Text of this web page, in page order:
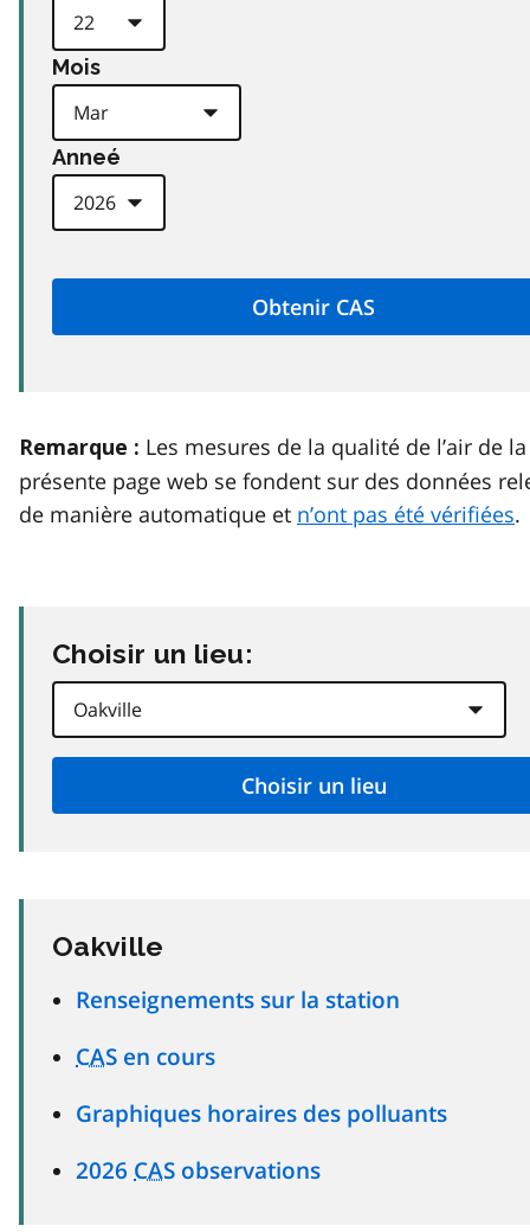
Mois
Anneé
Remarque : Les mesures de la qualité de l’air de la
présente page web se fondent sur des données
de manière automatique et n’ont pas été vérifiées.
Choisir un lieu:
Oakville
Renseignements sur la station
CAS en cours
Graphiques horaires des polluants
2026 CAS observations